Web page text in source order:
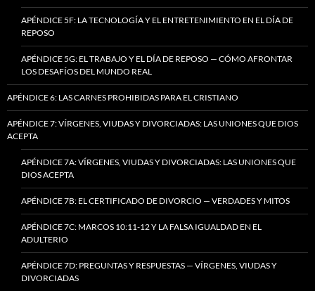
APÉNDICE 5F: LA TECNOLOGÍA Y EL ENTRETENIMIENTO EN EL DÍA DE
REPOSO
APÉNDICE 5G: EL TRABAJO Y EL DÍA DE REPOSO — CÓMO AFRONTAR
LOS DESAFÍOS DEL MUNDO REAL
APÉNDICE 6: LAS CARNES PROHIBIDAS PARA EL CRISTIANO
APÉNDICE 7: VÍRGENES, VIUDAS Y DIVORCIADAS: LAS UNIONES QUE DIOS
ACEPTA
APÉNDICE 7A: VÍRGENES, VIUDAS Y DIVORCIADAS: LAS UNIONES QUE
DIOS ACEPTA
APÉNDICE 7B: EL CERTIFICADO DE DIVORCIO — VERDADES Y MITOS
APÉNDICE 7C: MARCOS 10:11-12 Y LA FALSA IGUALDAD EN EL
ADULTERIO
APÉNDICE 7D: PREGUNTAS Y RESPUESTAS — VÍRGENES, VIUDAS Y
DIVORCIADAS